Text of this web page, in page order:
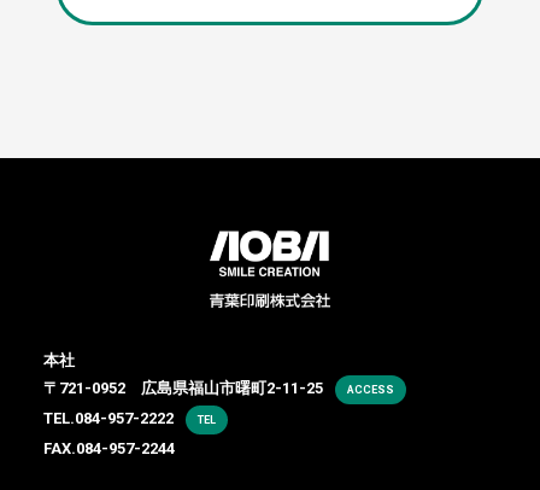
本社
〒721-0952 広島県福山市曙町2-11-25
ACCESS
TEL.084-957-2222 TEL
FAX.084-957-2244